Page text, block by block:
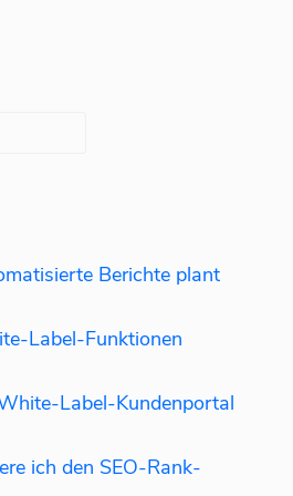
Berichte plant
Label-Funktionen
Label-Kundenportal
ich den SEO-Rank-